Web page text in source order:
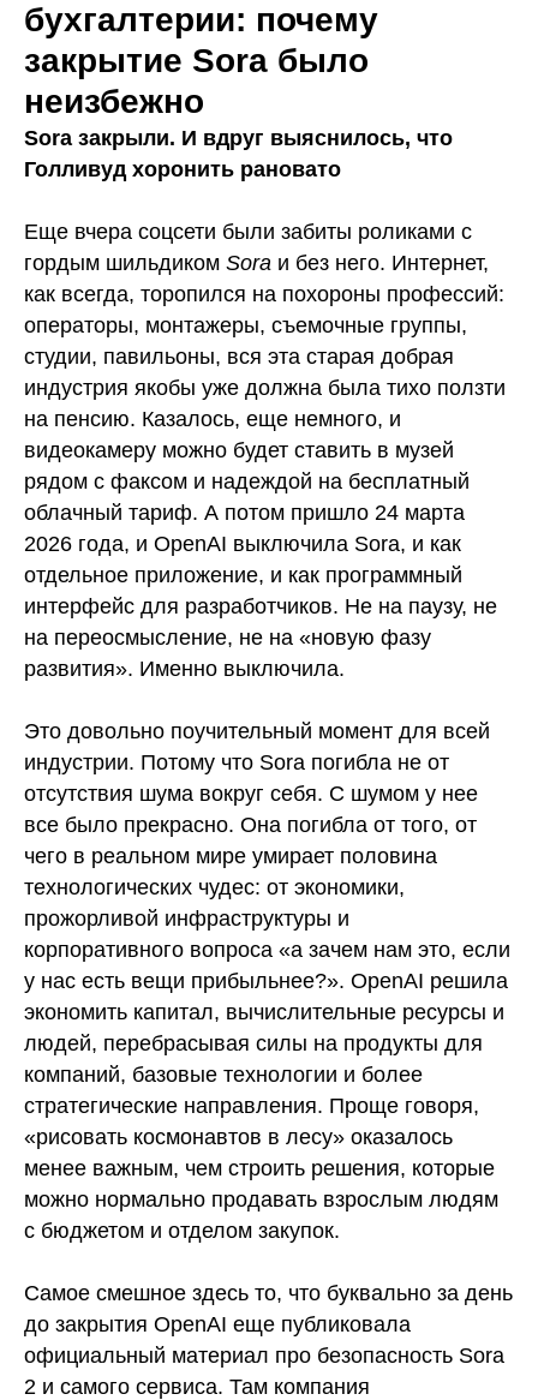
бухгалтерии: почему
закрытие Sora было
неизбежно
Sora закрыли. И вдруг выяснилось, что
Голливуд хоронить рановато
Еще вчера соцсети были забиты роликами с
гордым шильдиком Sora и без него. Интернет,
как всегда, торопился на похороны профессий:
операторы, монтажеры, съемочные группы,
студии, павильоны, вся эта старая добрая
индустрия якобы уже должна была тихо ползти
на пенсию. Казалось, еще немного, и
видеокамеру можно будет ставить в музей
рядом с факсом и надеждой на бесплатный
облачный тариф. А потом пришло 24 марта
2026 года, и OpenAI выключила Sora, и как
отдельное приложение, и как программный
интерфейс для разработчиков. Не на паузу, не
на переосмысление, не на «новую фазу
развития». Именно выключила.
Это довольно поучительный момент для всей
индустрии. Потому что Sora погибла не от
отсутствия шума вокруг себя. С шумом у нее
все было прекрасно. Она погибла от того, от
чего в реальном мире умирает половина
технологических чудес: от экономики,
прожорливой инфраструктуры и
корпоративного вопроса «а зачем нам это, если
у нас есть вещи прибыльнее?». OpenAI решила
экономить капитал, вычислительные ресурсы и
людей, перебрасывая силы на продукты для
компаний, базовые технологии и более
стратегические направления. Проще говоря,
«рисовать космонавтов в лесу» оказалось
менее важным, чем строить решения, которые
можно нормально продавать взрослым людям
с бюджетом и отделом закупок.
Самое смешное здесь то, что буквально за день
до закрытия OpenAI еще публиковала
официальный материал про безопасность Sora
2 и самого сервиса. Там компания